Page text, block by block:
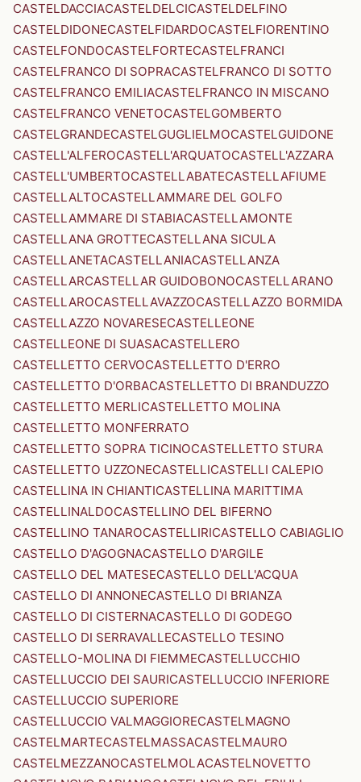
CASTELDACCIACASTELDELCICASTELDELFINO
CASTELDIDONECASTELFIDARDOCASTELFIORENTINO
CASTELFONDOCASTELFORTECASTELFRANCI
CASTELFRANCO DI SOPRACASTELFRANCO DI SOTTO
CASTELFRANCO EMILIACASTELFRANCO IN MISCANO
CASTELFRANCO VENETOCASTELGOMBERTO
CASTELGRANDECASTELGUGLIELMOCASTELGUIDONE
CASTELL'ALFEROCASTELL'ARQUATOCASTELL'AZZARA
CASTELL'UMBERTOCASTELLABATECASTELLAFIUME
CASTELLALTOCASTELLAMMARE DEL GOLFO
CASTELLAMMARE DI STABIACASTELLAMONTE
CASTELLANA GROTTECASTELLANA SICULA
CASTELLANETACASTELLANIACASTELLANZA
CASTELLARCASTELLAR GUIDOBONOCASTELLARANO
CASTELLAROCASTELLAVAZZOCASTELLAZZO BORMIDA
CASTELLAZZO NOVARESECASTELLEONE
CASTELLEONE DI SUASACASTELLERO
CASTELLETTO CERVOCASTELLETTO D'ERRO
CASTELLETTO D'ORBACASTELLETTO DI BRANDUZZO
CASTELLETTO MERLICASTELLETTO MOLINA
CASTELLETTO MONFERRATO
CASTELLETTO SOPRA TICINOCASTELLETTO STURA
CASTELLETTO UZZONECASTELLICASTELLI CALEPIO
CASTELLINA IN CHIANTICASTELLINA MARITTIMA
CASTELLINALDOCASTELLINO DEL BIFERNO
CASTELLINO TANAROCASTELLIRICASTELLO CABIAGLIO
CASTELLO D'AGOGNACASTELLO D'ARGILE
CASTELLO DEL MATESECASTELLO DELL'ACQUA
CASTELLO DI ANNONECASTELLO DI BRIANZA
CASTELLO DI CISTERNACASTELLO DI GODEGO
CASTELLO DI SERRAVALLECASTELLO TESINO
CASTELLO-MOLINA DI FIEMMECASTELLUCCHIO
CASTELLUCCIO DEI SAURICASTELLUCCIO INFERIORE
CASTELLUCCIO SUPERIORE
CASTELLUCCIO VALMAGGIORECASTELMAGNO
CASTELMARTECASTELMASSACASTELMAURO
CASTELMEZZANOCASTELMOLACASTELNOVETTO